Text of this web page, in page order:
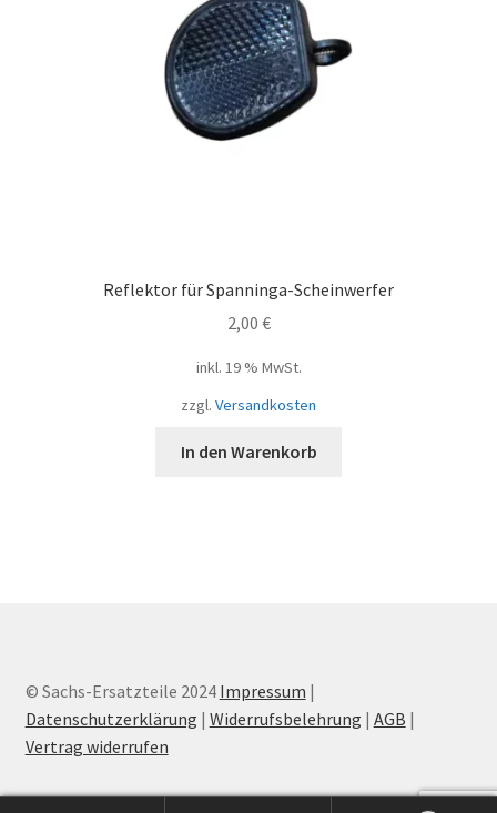
Reflektor für Spanninga-Scheinwerfer
2,00 €
inkl. 19 % MwSt.
zzgl. Versandkosten
In den Warenkorb
© Sachs-Ersatzteile 2024 Impressum |
Datenschutzerklärung | Widerrufsbelehrung | AGB |
Vertrag widerrufen